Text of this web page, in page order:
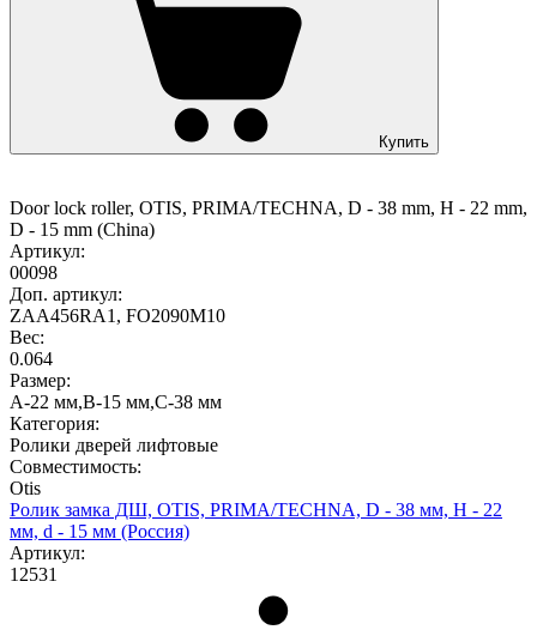
Купить
Door lock roller, OTIS, PRIMA/TECHNA, D - 38 mm, H - 22 mm,
D - 15 mm (China)
Артикул:
00098
Доп. артикул:
ZAA456RA1, FO2090M10
Вес:
0.064
Размер:
A-22 мм,B-15 мм,C-38 мм
Категория:
Ролики дверей лифтовые
Совместимость:
Otis
Ролик замка ДШ, OTIS, PRIMA/TECHNA, D - 38 мм, H - 22
мм, d - 15 мм (Россия)
Артикул:
12531